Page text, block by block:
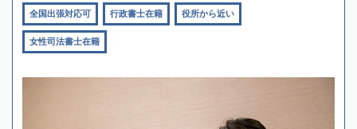
全国出張対応可 行政書士在籍 役所から近い
女性司法書士在籍